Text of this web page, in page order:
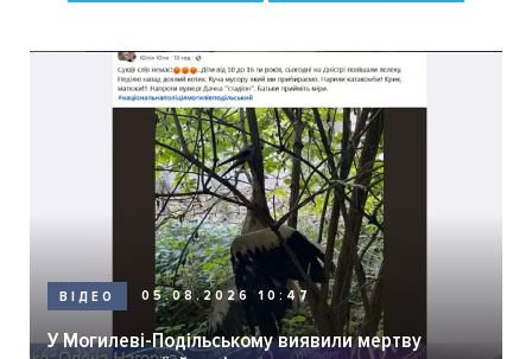
ВІДЕО 05.08.2026 10:47
У Могилеві-Подільському виявили мертву